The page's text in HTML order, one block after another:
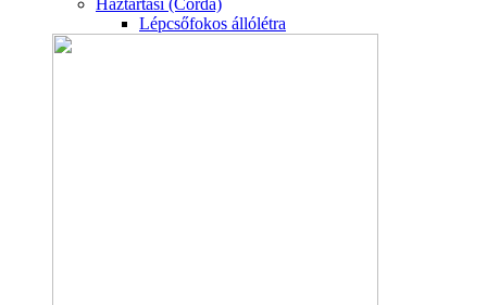
Háztartási (Corda)
Lépcsőfokos állólétra